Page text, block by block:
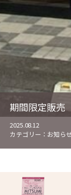
期間限定販売
2025.08.12
カテゴリー： お知ら